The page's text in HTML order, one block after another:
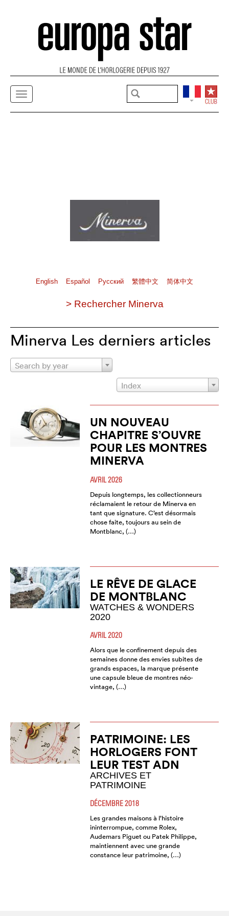
English Español Pусский 繁體中文 简体中文
> Rechercher Minerva
Minerva Les derniers articles
Search by year
Index
UN NOUVEAU
CHAPITRE S’OUVRE
POUR LES MONTRES
MINERVA
AVRIL 2026
Depuis longtemps, les collectionneurs
réclamaient le retour de Minerva en
tant que signature. C’est désormais
chose faite, toujours au sein de
Montblanc, (…)
LE RÊVE DE GLACE
DE MONTBLANC
WATCHES & WONDERS
2020
AVRIL 2020
Alors que le confinement depuis des
semaines donne des envies subites de
grands espaces, la marque présente
une capsule bleue de montres néo-
vintage, (…)
PATRIMOINE: LES
HORLOGERS FONT
LEUR TEST ADN
ARCHIVES ET
PATRIMOINE
DÉCEMBRE 2018
Les grandes maisons à l’histoire
ininterrompue, comme Rolex,
Audemars Piguet ou Patek Philippe,
maintiennent avec une grande
constance leur patrimoine, (…)